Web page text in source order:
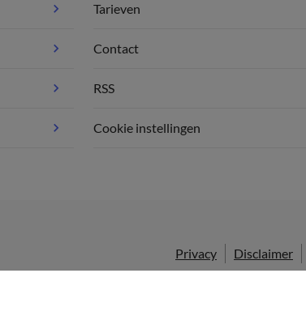
Tarieven
Contact
RSS
Cookie instellingen
Privacy Disclaimer